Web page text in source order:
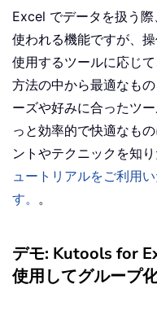
Excel でデータを扱う際
使われる機能ですが、
使用するツールに応じ
方法の中から最適なも
ーズや好みに合ったツ
っと効率的で快適なも
ントやテクニックを知り
ュートリアルをご利用
す。 。
デモ: Kutools for
使用してグループ